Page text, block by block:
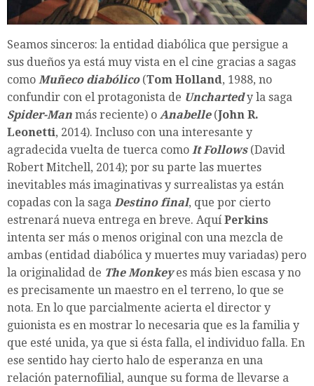
Seamos sinceros: la entidad diabólica que persigue a
sus dueños ya está muy vista en el cine gracias a sagas
como Muñeco diabólico(Tom Holland, 1988, no
confundir con el protagonista de Unchartedy la saga
Spider-Man más reciente) o Anabelle(John R.
Leonetti, 2014). Incluso con una interesante y
agradecida vuelta de tuerca como It Follows(David
Robert Mitchell, 2014); por su parte las muertes
inevitables más imaginativas y surrealistas ya están
copadas con la saga Destino final, que por cierto
estrenará nueva entrega en breve. Aquí Perkins
intenta ser más o menos original con una mezcla de
ambas (entidad diabólica y muertes muy variadas) pero
la originalidad de The Monkeyes más bien escasa y no
es precisamente un maestro en el terreno, lo que se
nota. En lo que parcialmente acierta el director y
guionista es en mostrar lo necesaria que es la familia y
que esté unida, ya que si ésta falla, el individuo falla. En
ese sentido hay cierto halo de esperanza en una
relación paternofilial, aunque su forma de llevarse a